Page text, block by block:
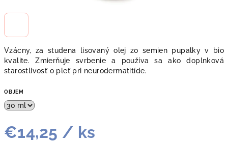
Vzácny, za studena lisovaný olej zo semien pupalky v bio
kvalite. Zmierňuje svrbenie a používa sa ako doplnková
starostlivosť o pleť pri neurodermatitíde.
OBJEM
€14,25 / ks